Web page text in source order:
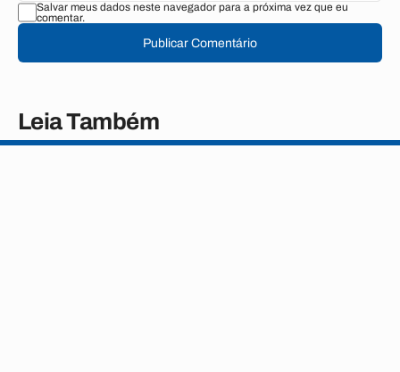
Salvar meus dados neste navegador para a próxima vez que eu
comentar.
Publicar Comentário
Leia Também